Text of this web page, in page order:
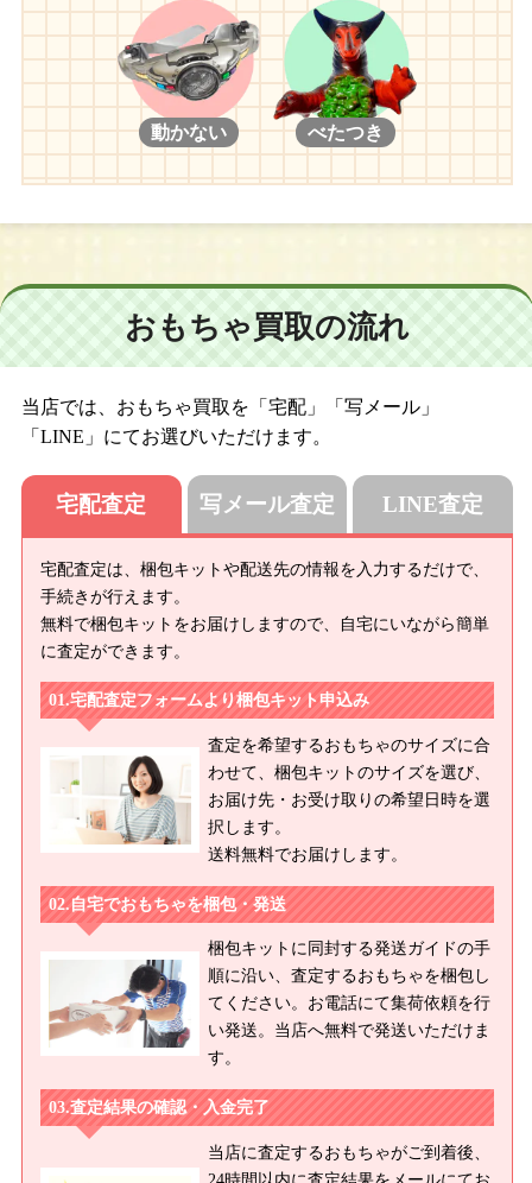
動かない べたつき
おもちゃ買取の流れ
当店では、おもちゃ買取を「宅配」「写メール」
「LINE」にてお選びいただけます。
宅配査定
宅配査定は、梱包キットや配送先の情報を入力するだけで、
手続きが行えます。
無料で梱包キットをお届けしますので、自宅にいながら簡単
に査定ができます。
宅配査定フォームより梱包キット申込み
査定を希望するおもちゃのサイズに合
わせて、梱包キットのサイズを選び、
お届け先・お受け取りの希望日時を選
択します。
送料無料でお届けします。
自宅でおもちゃを梱包・発送
梱包キットに同封する発送ガイドの手
順に沿い、査定するおもちゃを梱包し
てください。お電話にて集荷依頼を行
い発送。当店へ無料で発送いただけま
す。
査定結果の確認・入金完了
当店に査定するおもちゃがご到着後、
24時間以内に査定結果をメールにてお
写メール査定 LINE査定